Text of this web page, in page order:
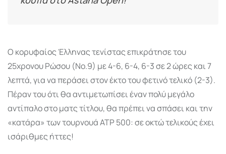
Ο κορυφαίος Έλληνας τενίστας επικράτησε του
25χρονου Ρώσου (Νο.9) με 4-6, 6-4, 6-3 σε 2 ώρες και 7
λεπτά, για να περάσει στον έκτο του φετινό τελικό (2-3).
Πέραν του ότι θα αντιμετωπίσει έναν πολύ μεγάλο
αντίπαλο στο ματς τίτλου, θα πρέπει να σπάσει και την
«κατάρα» των τουρνουά ATP 500: σε οκτώ τελικούς έχει
ισάριθμες ήττες!